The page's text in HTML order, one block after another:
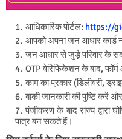
आधिकारिक पोर्टल: https://
आपको अपना जन आधार कार्ड
जन आधार से जुड़े परिवार के
OTP वेरिफिकेशन के बाद, फॉर्म
काम का प्रकार (डिलीवरी,
बाकी जानकारी की पुष्टि करें
पंजीकरण के बाद राज्य द्वारा
पात्र बन सकते हैं।